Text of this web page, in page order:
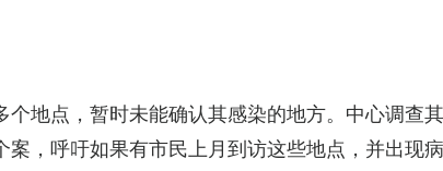
地点，暂时未能确认其感染的地方。中心调查
，呼吁如果有市民上月到访这些地点，并出现